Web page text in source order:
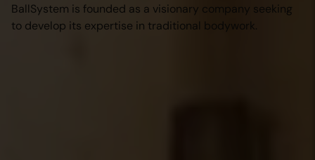
BallSystem is founded as a visionary company seeking
to develop its expertise in traditional bodywork.